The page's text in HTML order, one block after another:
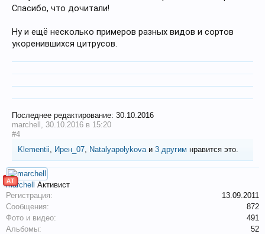
Спасибо, что дочитали!
Ну и ещё несколько примеров разных видов и сортов
укоренившихся цитрусов.
Последнее редактирование: 30.10.2016
marchell , 30.10.2016 в 15:20
#4
Klementii, Ирен_07, Natalyapolykovaи 3 другим нравится это.
АТ
marchell
Активист
Регистрация:
13.09.2011
Сообщения:
872
Фото и видео:
491
Альбомы:
52